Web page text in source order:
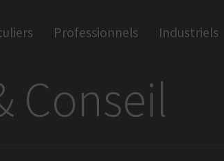
Professionnels Industriels
panique
DAS
électrique
Conseil